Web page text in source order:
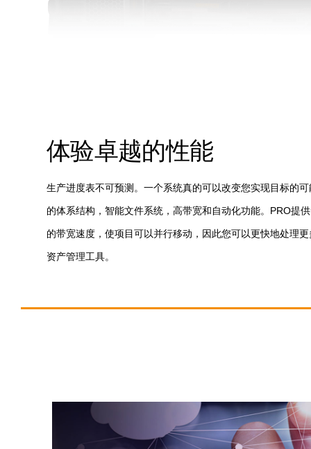
体验卓越的性能
生产进度表不可预测。一个系统真的可以改变您实现目标的
的体系结构，智能文件系统，高带宽和自动化功能。PRO提
的带宽速度，使项目可以并行移动，因此您可以更快地处理
资产管理工具。